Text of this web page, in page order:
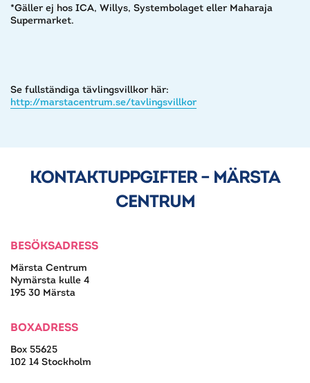
*Gäller ej hos ICA, Willys, Systembolaget eller Maharaja
Supermarket.
Se fullständiga tävlingsvillkor här:
http://marstacentrum.se/tavlingsvillkor
KONTAKTUPPGIFTER – MÄRSTA
CENTRUM
BESÖKSADRESS
Märsta Centrum
Nymärsta kulle 4
195 30 Märsta
BOXADRESS
Box 55625
102 14 Stockholm